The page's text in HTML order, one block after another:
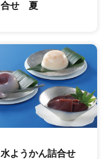
合せ 夏
水ようかん詰合せ